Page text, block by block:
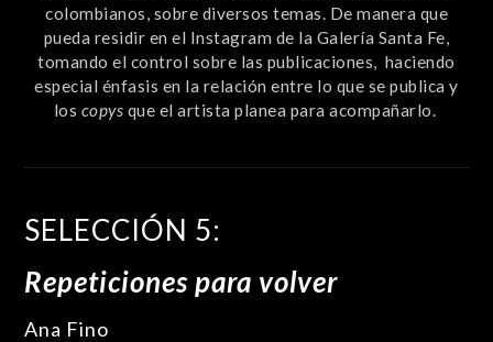
colombianos, sobre diversos temas. De manera que
pueda residir en el Instagram de la Galería Santa Fe,
tomando el control sobre las publicaciones, haciendo
especial énfasis en la relación entre lo que se publica y
los copys que el artista planea para acompañarlo.
SELECCIÓN 5:
Repeticiones para volver
Ana Fino